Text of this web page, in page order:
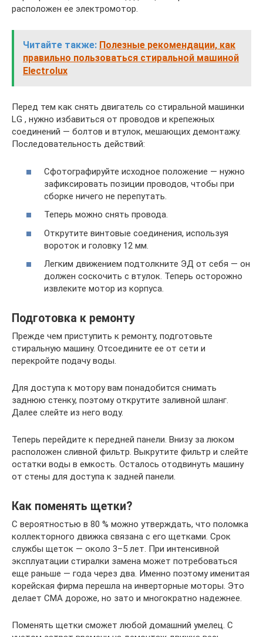
расположен ее электромотор.
Читайте также: Полезные рекомендации, как
правильно пользоваться стиральной машиной
Electrolux
Перед тем как снять двигатель со стиральной машинки
LG , нужно избавиться от проводов и крепежных
соединений — болтов и втулок, мешающих демонтажу.
Последовательность действий:
Сфотографируйте исходное положение — нужно
зафиксировать позиции проводов, чтобы при
сборке ничего не перепутать.
Теперь можно снять провода.
Открутите винтовые соединения, используя
вороток и головку 12 мм.
Легким движением подтолкните ЭД от себя — он
должен соскочить с втулок. Теперь осторожно
извлеките мотор из корпуса.
Подготовка к ремонту
Прежде чем приступить к ремонту, подготовьте
стиральную машину. Отсоедините ее от сети и
перекройте подачу воды.
Для доступа к мотору вам понадобится снимать
заднюю стенку, поэтому открутите заливной шланг.
Далее слейте из него воду.
Теперь перейдите к передней панели. Внизу за люком
расположен сливной фильтр. Выкрутите фильтр и слейте
остатки воды в емкость. Осталось отодвинуть машину
от стены для доступа к задней панели.
Как поменять щетки?
С вероятностью в 80 % можно утверждать, что поломка
коллекторного движка связана с его щетками. Срок
службы щеток — около 3–5 лет. При интенсивной
эксплуатации стиралки замена может потребоваться
еще раньше — года через два. Именно поэтому именитая
корейская фирма перешла на инверторные моторы. Это
делает СМА дороже, но зато и многократно надежнее.
Поменять щетки сможет любой домашний умелец. С